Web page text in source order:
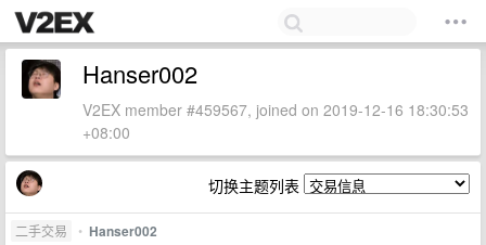
Hanser002
V2EX member #459567, joined on 2019-12-16 18:30:53
+08:00
切换主题列表
二手交易 • Hanser002